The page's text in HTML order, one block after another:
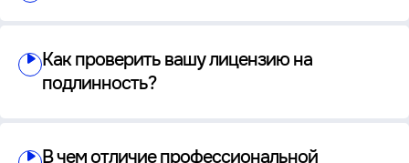
Как проверить вашу лицензию на
подлинность?
В чем отличие профессиональной